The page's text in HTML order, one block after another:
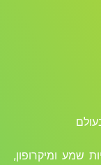
שמע ומיקרופון,